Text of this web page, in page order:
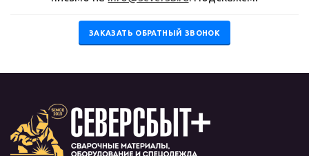
ЗАКАЗАТЬ ОБРАТНЫЙ ЗВОНОК